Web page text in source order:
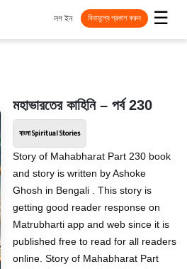
☰
লগ ইন বিনামূল্যে প্রকাশ করুন
মহাভারতের কাহিনি – পর্ব 230
বাংলা Spiritual Stories
Story of Mahabharat Part 230 book
and story is written by Ashoke
Ghosh in Bengali . This story is
getting good reader response on
Matrubharti app and web since it is
published free to read for all readers
online. Story of Mahabharat Part